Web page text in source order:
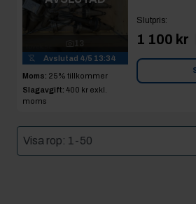
25% tillkommer
Slagavgift:400 krexkl.
moms